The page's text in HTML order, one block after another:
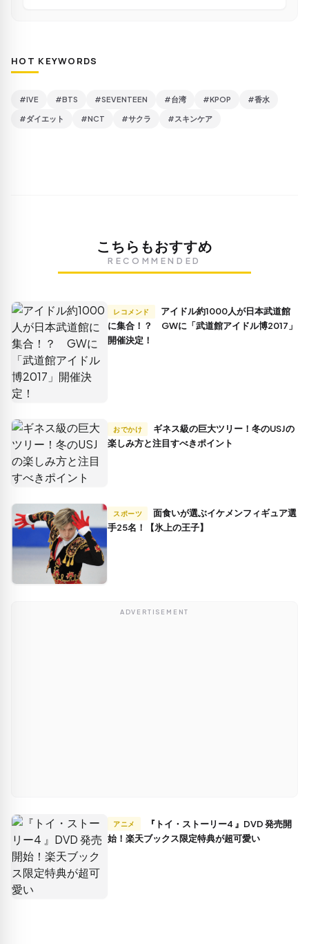
HOT KEYWORDS
#IVE #BTS #SEVENTEEN #台湾 #KPOP #香水
#ダイエット #NCT #サクラ #スキンケア
こちらもおすすめ
RECOMMENDED
レコメンド
に集合！？ GWに「武道館アイドル博2017」
開催決定！
おでかけ
楽しみ方と注目すべきポイント
スポーツ
手25名！【氷上の王子】
ADVERTISEMENT
アニメ
始！楽天ブックス限定特典が超可愛い